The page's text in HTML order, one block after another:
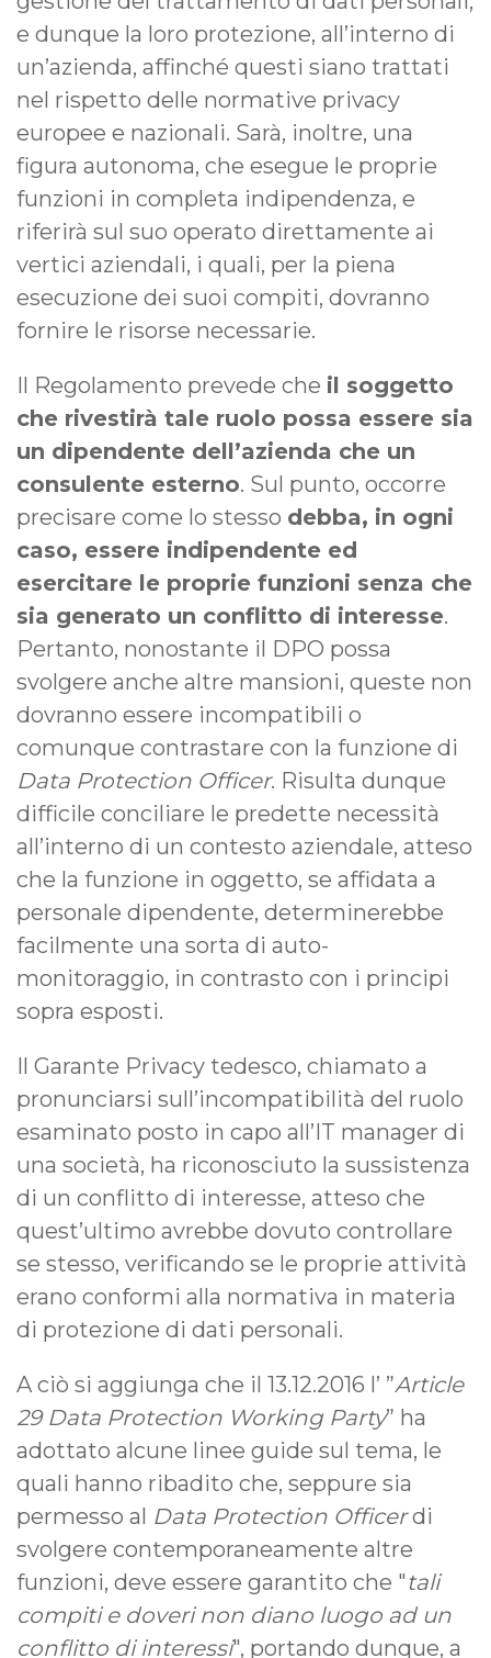
e dunque la loro protezione, all’interno di
un’azienda, affinché questi siano trattati
nel rispetto delle normative privacy
europee e nazionali. Sarà, inoltre, una
figura autonoma, che esegue le proprie
funzioni in completa indipendenza, e
riferirà sul suo operato direttamente ai
vertici aziendali, i quali, per la piena
esecuzione dei suoi compiti, dovranno
fornire le risorse necessarie.
Il Regolamento prevede che il soggetto
che rivestirà tale ruolo possa essere sia
un dipendente dell’azienda che un
consulente esterno. Sul punto, occorre
precisare come lo stesso debba, in ogni
caso, essere indipendente ed
esercitare le proprie funzioni senza che
sia generato un conflitto di interesse.
Pertanto, nonostante il DPO possa
svolgere anche altre mansioni, queste non
dovranno essere incompatibili o
comunque contrastare con la funzione di
Data Protection Officer. Risulta dunque
difficile conciliare le predette necessità
all’interno di un contesto aziendale, atteso
che la funzione in oggetto, se affidata a
personale dipendente, determinerebbe
facilmente una sorta di auto-
monitoraggio, in contrasto con i principi
sopra esposti.
Il Garante Privacy tedesco, chiamato a
pronunciarsi sull’incompatibilità del ruolo
esaminato posto in capo all’IT manager di
una società, ha riconosciuto la sussistenza
di un conflitto di interesse, atteso che
quest’ultimo avrebbe dovuto controllare
se stesso, verificando se le proprie attività
erano conformi alla normativa in materia
di protezione di dati personali.
A ciò si aggiunga che il 13.12.2016 l’ ”Article
29 Data Protection Working Party” ha
adottato alcune linee guide sul tema, le
quali hanno ribadito che, seppure sia
permesso al Data Protection Officerdi
svolgere contemporaneamente altre
funzioni, deve essere garantito che "tali
compiti e doveri non diano luogo ad un
conflitto di interessi", portando dunque, a